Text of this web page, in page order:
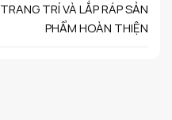
TRANG TRÍ VÀ LẮP RÁP SẢN
PHẨM HOÀN THIỆN